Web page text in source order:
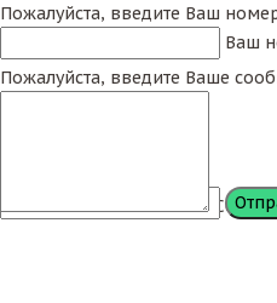
Пожалуйста, введите Ваш
Ваш
Пожалуйста, введите Ваше